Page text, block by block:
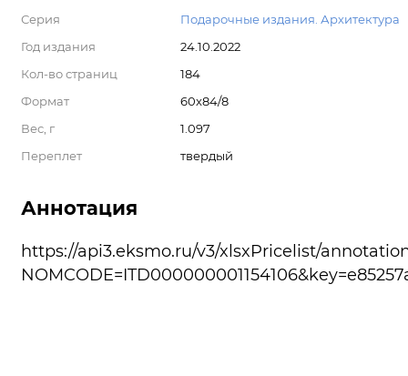
Серия
Подарочные издания. Архитектура
Год издания
24.10.2022
Кол-во страниц
184
Формат
60x84/8
Вес, г
1.097
Переплет
твердый
Аннотация
https://api3.eksmo.ru/v3/xlsxPricelist/